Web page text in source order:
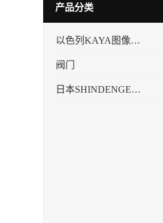
产品分类
以色列KAYA图像采集卡，数据采集卡
阀门
日本SHINDENGEN电磁铁